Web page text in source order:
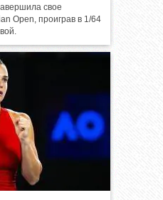
свое
Open, проиграв в 1/64